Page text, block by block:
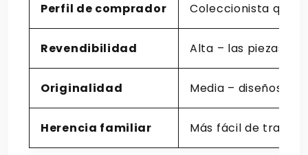
Perfil de comprador Coleccionista que
Revendibilidad Alta – las piezas
Originalidad Media – diseños
Herencia familiar Más fácil de